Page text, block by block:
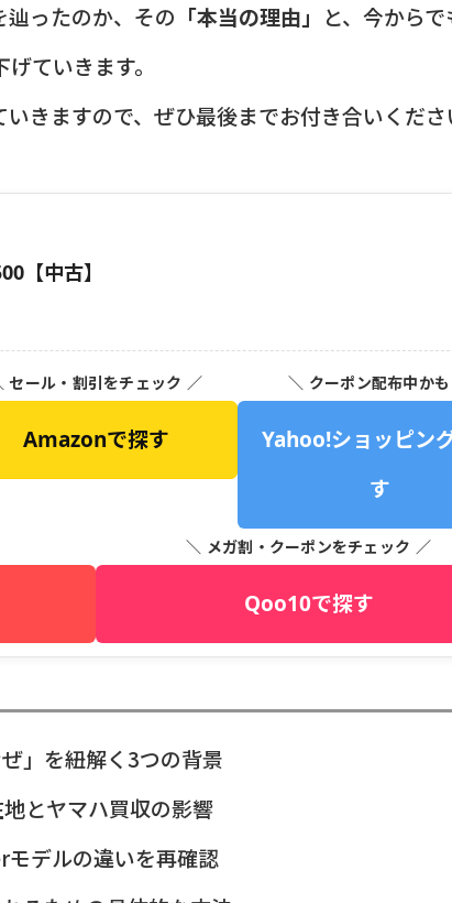
ったのか、その 「本当の理由」 と、今から
ていきます。
きますので、ぜひ最後までお付き合いくださ
中古】
セール・割引をチェック ／
Amazonで探す
＼ クーポン配布中か
Yahoo!ショッピン
す
＼ メガ割・クーポンをチェック ／
Qoo10で探す
」を紐解く3つの背景
とヤマハ買収の影響
デルの違いを再確認